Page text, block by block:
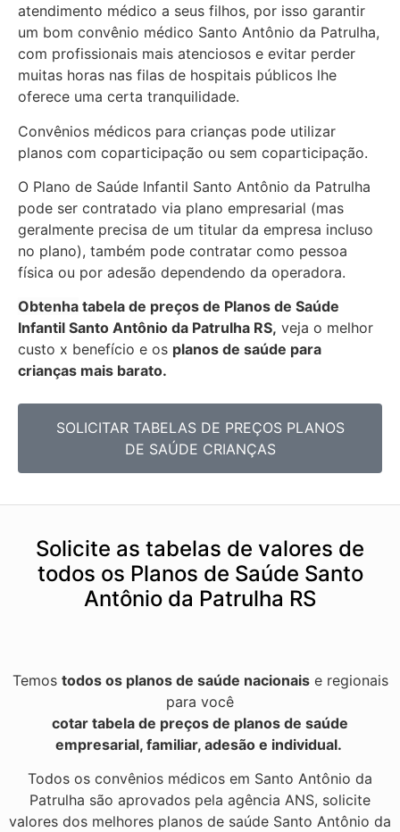
atendimento médico a seus filhos, por isso garantir
um bom convênio médico Santo Antônio da Patrulha,
com profissionais mais atenciosos e evitar perder
muitas horas nas filas de hospitais públicos lhe
oferece uma certa tranquilidade.
Convênios médicos para crianças pode utilizar
planos com coparticipação ou sem coparticipação.
O Plano de Saúde Infantil Santo Antônio da Patrulha
pode ser contratado via plano empresarial (mas
geralmente precisa de um titular da empresa incluso
no plano), também pode contratar como pessoa
física ou por adesão dependendo da operadora.
Obtenha tabela de preços de Planos de Saúde
Infantil Santo Antônio da Patrulha RS, veja o melhor
custo x benefício e os planos de saúde para
crianças mais barato.
SOLICITAR TABELAS DE PREÇOS PLANOS
DE SAÚDE CRIANÇAS
Solicite as tabelas de valores de
todos os Planos de Saúde Santo
Antônio da Patrulha RS
Temos todos os planos de saúde nacionaise regionais
para você
cotar tabela de preços de planos de saúde
empresarial, familiar, adesão e individual.
Todos os convênios médicos em Santo Antônio da
Patrulha são aprovados pela agência ANS, solicite
valores dos melhores planos de saúde Santo Antônio da